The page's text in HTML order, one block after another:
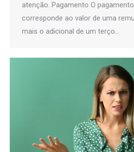
atenção. Pagamento O
corresponde ao valor de uma
mais o adicional de um terço…